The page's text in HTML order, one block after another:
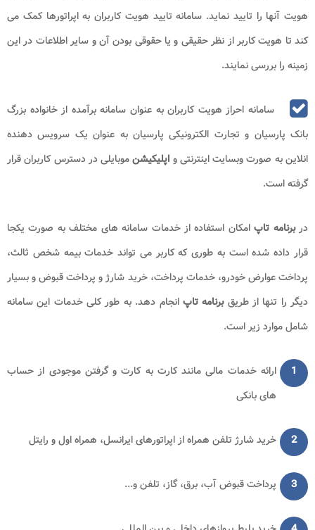
هویت آنها را تایید نماید. سامانه تایید هویت کاربران به اپراتورها کمک می
کند تا هویت کاربر از نظر حقیقی و یا حقوقی بودن آن و سایر اطلاعات در این
زمینه را بررسی نمایند.
سامانه احراز هویت کاربران به عنوان سامانه برآمده از خانواده بزرگ
بانک پارسیان و تجارت الکترونیکی پارسیان به عنوان یک سرویس دهنده
انلاین به صورت وبسایت اینترنتی و اپلیکیشنموبایلی در دسترس کاربران قرار
گرفته است.
دربرنامه تاپامکان استفاده از خدمات سامانه های مختلف به صورت یکجا
قرار داده شده است به طوری که کاربر می تواند خدمات بیمه شخص ثالث،
پرداخت عوارض خودرو، خدمات پرداخت، خرید شارژ و پرداخت قبوض و بسیار
دیگر را تنها از طریقبرنامه تاپ انجام دهد. به طور کلی خدمات این سامانه
شامل موارد زیر است.
1
ارائه خدمات مالی مانند کارت به کارت و گرفتن موجودی از حساب
های بانکی
2 خرید شارژ تلفن همراه از اپراتورهای ایرانسل، همراه اول و رایتل
3 پرداخت قبوض آب، برق، گاز، تلفن و...